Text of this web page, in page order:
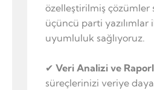
özelleştirilmiş çözümler
üçüncü parti yazılımlar
uyumluluk sağlıyoruz.
✔ Veri Analizi ve
süreçlerinizi veriye